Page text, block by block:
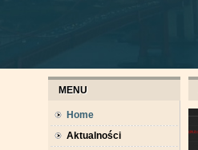
MENU
Home
Aktualności